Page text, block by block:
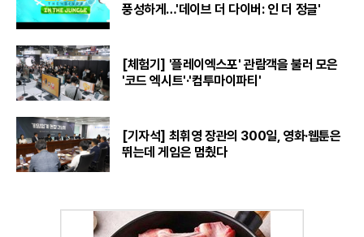
풍성하게…'데이브 더 다이버: 인 더 정글'
[체험기] '플레이엑스포' 관람객을 불러 모은
'코드 엑시트'·'컴투마이파티'
[기자석] 최휘영 장관의 300일, 영화·웹툰은
뛰는데 게임은 멈췄다